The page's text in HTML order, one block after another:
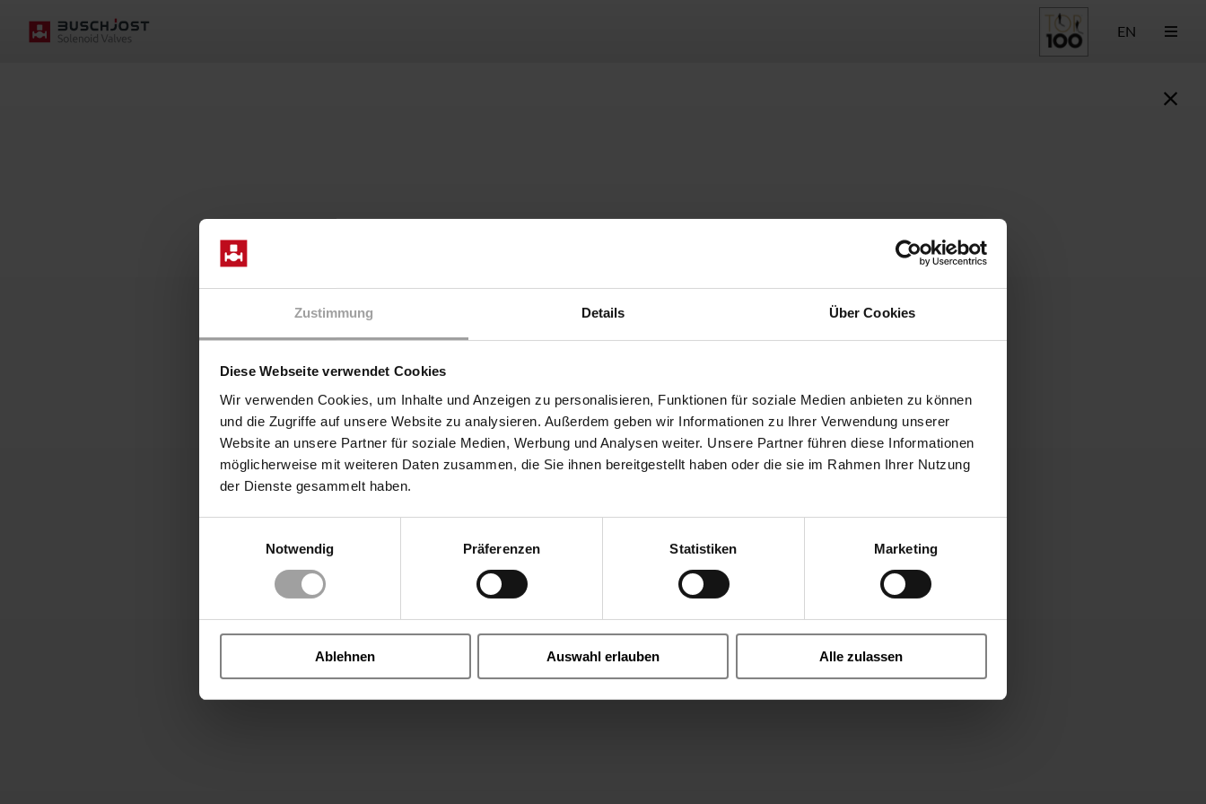
Zustimmung Details Über Cookies
Diese Webseite verwendet Cookies
Wir verwenden Cookies, um Inhalte und Anzeigen zu personalisieren, Funktionen für soziale Medien anbieten zu können
und die Zugriffe auf unsere Website zu analysieren. Außerdem geben wir Informationen zu Ihrer Verwendung unserer
Website an unsere Partner für soziale Medien, Werbung und Analysen weiter. Unsere Partner führen diese Informationen
möglicherweise mit weiteren Daten zusammen, die Sie ihnen bereitgestellt haben oder die sie im Rahmen Ihrer Nutzung
der Dienste gesammelt haben.
Notwendig
Präferenzen Statistiken Marketing
Ablehnen Auswahl erlauben Alle zulassen
EN
We give you
a Buschjost smile -
One solution at a time